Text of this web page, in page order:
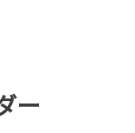
ー